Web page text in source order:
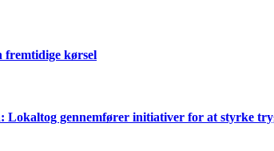
kørsel
Lokaltog gennemfører initiativer for at styrke